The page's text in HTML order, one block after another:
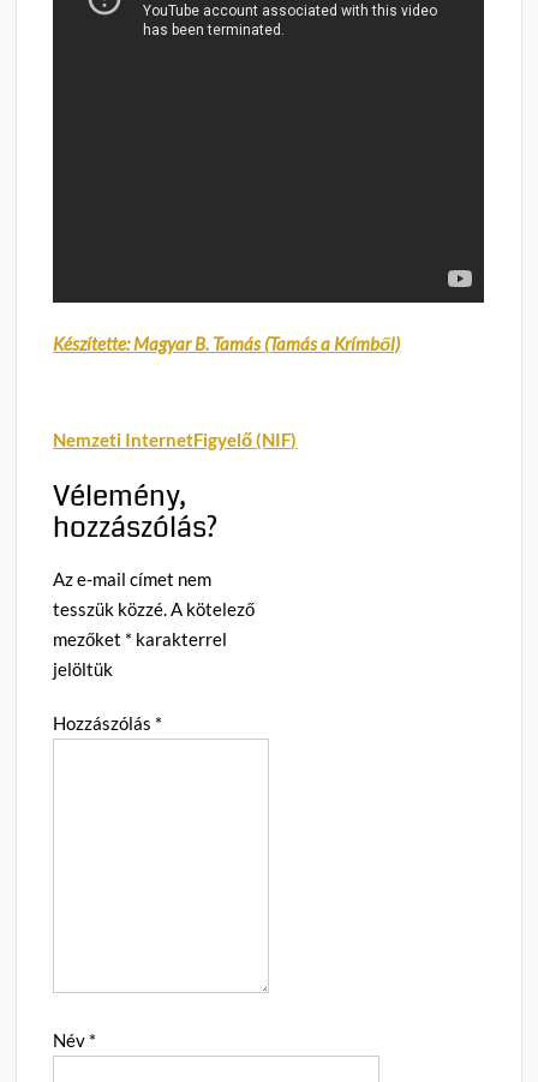
Készítette: Magyar B. Tamás (Tamás a Krímből)
Nemzeti InternetFigyelő (NIF)
Vélemény,
hozzászólás?
Az e-mail címet nem
tesszük közzé.A kötelező
mezőket * karakterrel
jelöltük
Hozzászólás *
Név *